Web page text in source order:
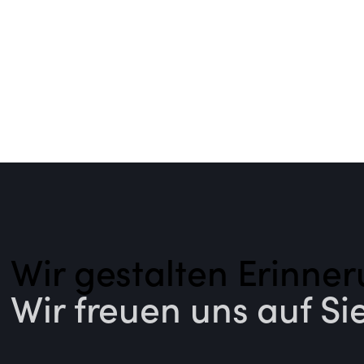
Wir gestalten
Wir freuen uns auf